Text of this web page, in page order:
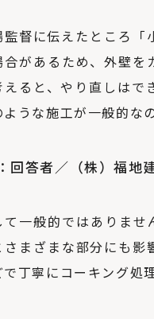
監督に伝えたところ「
合があるため、外壁
えると、やり直しはで
ような施工が一般的な
回答者／（株）福地
て一般的ではありませ
さまざまな部分にも
丁寧にコーキング処